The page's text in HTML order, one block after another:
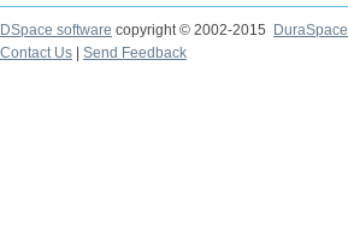
DSpace software copyright © 2002-2015
DuraSpace
Contact Us
Send Feedback